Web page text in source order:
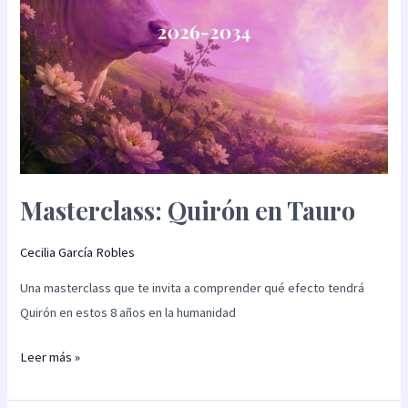
Masterclass: Quirón en Tauro
Cecilia García Robles
Una masterclass que te invita a comprender qué efecto tendrá
Quirón en estos 8 años en la humanidad
Leer más »